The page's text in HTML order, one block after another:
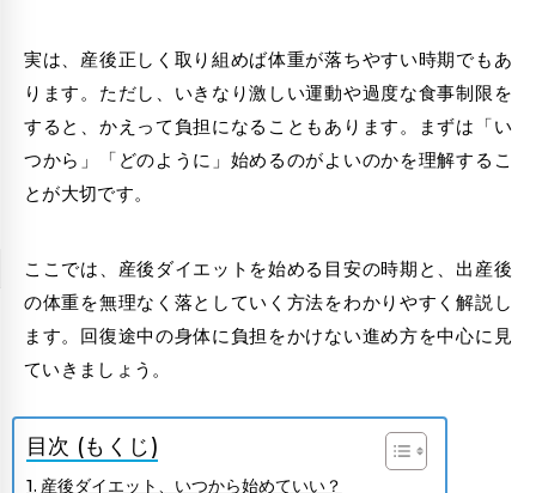
実は、産後正しく取り組めば体重が落ちやすい時期でもあ
ります。ただし、いきなり激しい運動や過度な食事制限を
すると、かえって負担になることもあります。まずは「い
つから」「どのように」始めるのがよいのかを理解するこ
とが大切です。
ここでは、産後ダイエットを始める目安の時期と、出産後
の体重を無理なく落としていく方法をわかりやすく解説し
ます。回復途中の身体に負担をかけない進め方を中心に見
ていきましょう。
目次 (もくじ)
産後ダイエット、いつから始めていい？